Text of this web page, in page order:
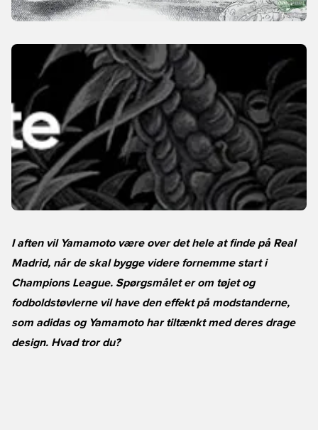
I aften vil Yamamoto være over det hele at finde på Real
Madrid, når de skal bygge videre fornemme start i
Champions League. Spørgsmålet er om tøjet og
fodboldstøvlerne vil have den effekt på modstanderne,
som adidas og Yamamoto har tiltænkt med deres drage
design. Hvad tror du?